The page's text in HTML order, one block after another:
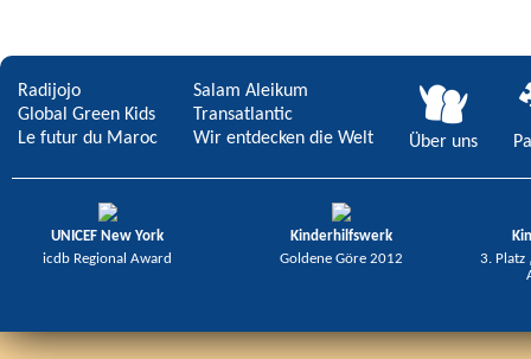
Radijojo
Global Green Kids
Le futur du Maroc
Salam Aleikum
Transatlantic
Wir entdecken die Welt
Über uns
UNICEF New York
icdb Regional Award
Kinderhilfswerk
Goldene Göre 2012
3. Platz